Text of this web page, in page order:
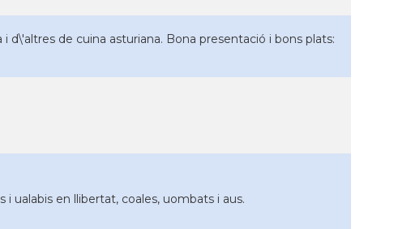
d\'altres de cuina asturiana. Bona presentació i bons plats:
ualabis en llibertat, coales, uombats i aus.